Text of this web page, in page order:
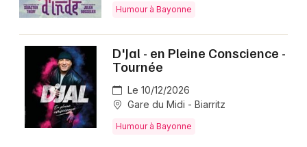
Humour à Bayonne
D'Jal - en Pleine Conscience -
Tournée
Le 10/12/2026
Gare du Midi - Biarritz
Humour à Bayonne